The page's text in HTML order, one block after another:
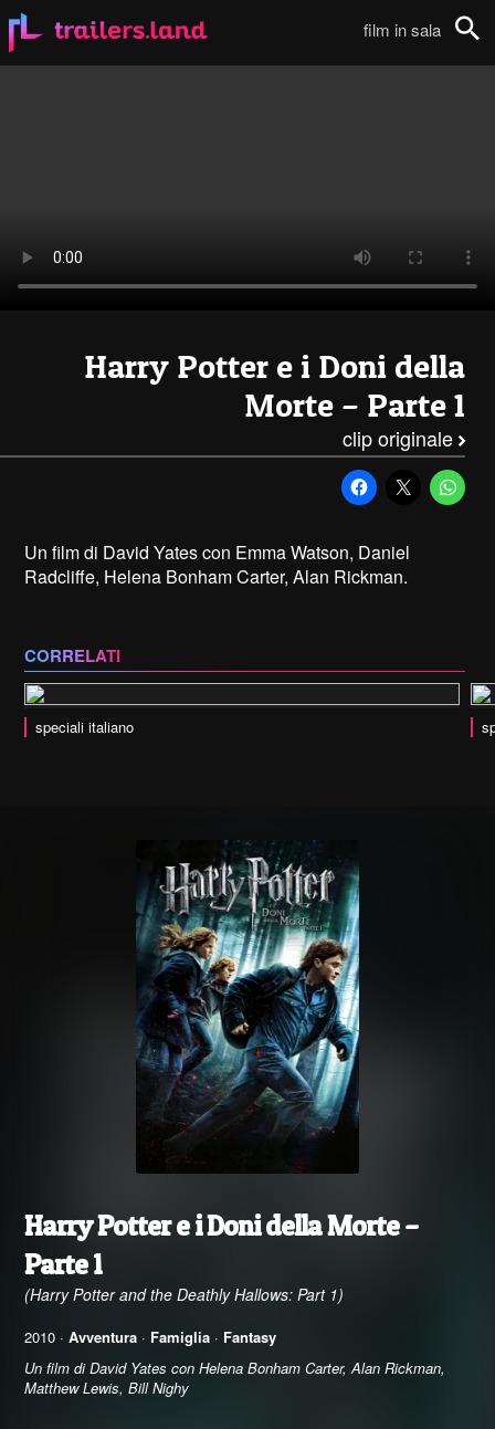
film in sala
Harry Potter e i Doni della
Morte – Parte 1
clip originale
Un film di David Yates con Emma Watson, Daniel
Radcliffe, Helena Bonham Carter, Alan Rickman.
CORRELATI
speciali italiano
Harry Potter e i Doni della Morte –
Parte 1
(Harry Potter and the Deathly Hallows: Part 1)
2010 · Avventura · Famiglia · Fantasy
Un film di David Yates con Helena Bonham Carter, Alan Rickman,
Matthew Lewis, Bill Nighy